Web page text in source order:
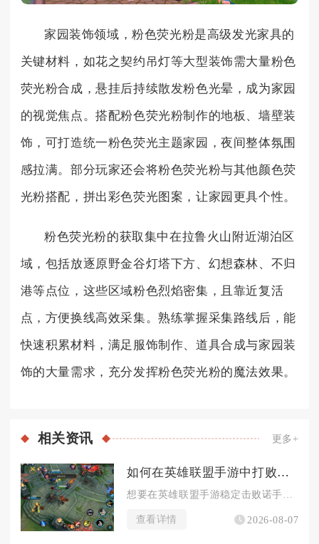
家园装饰领域，粉色荧光粉是高级发光家具的
关键材料，如花之契约吊灯等大型装饰需大量粉色
荧光粉合成，悬挂后持续散发粉色光晕，成为家园
的视觉焦点。搭配粉色荧光粉制作的地板、墙壁装
饰，可打造统一粉色荧光主题家园，夜间整体氛围
感拉满。部分玩家还会将粉色荧光粉与其他颜色荧
光粉搭配，拼出彩色荧光图案，让家园更具个性。
粉色荧光粉的获取集中在拉鲁火山附近湖泊区
域，包括放逐原野金谷灯塔下方、幻想森林、不归
港等点位，这些区域粉色烈焰密集，且靠近复活
点，方便换线高效采集。熟练掌握采集路线后，能
快速积累材料，满足服饰制作、道具合成与家园装
饰的大量需求，充分发挥粉色荧光粉的魔法效果。
相关资讯 更多+
如何在英雄联盟手游中打败诺手
想要在英雄联盟手游稳定击败诺手，核心思路就是阻止他叠满五层流...
查看详情 2026-08-07